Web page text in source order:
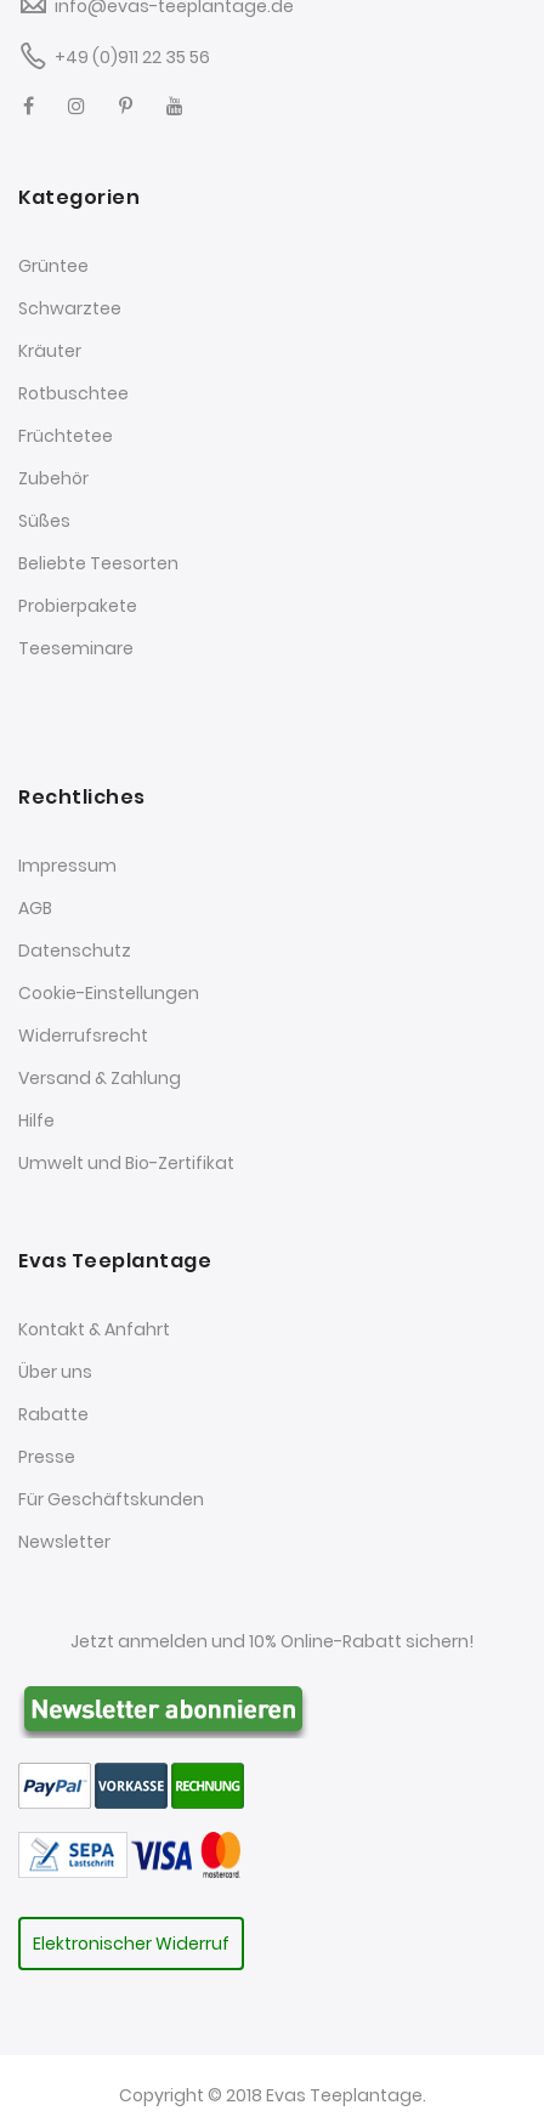
info@evas-teeplantage.de
+49 (0)911 22 35 56
Kategorien
Grüntee
Schwarztee
Kräuter
Rotbuschtee
Früchtetee
Zubehör
Süßes
Beliebte Teesorten
Probierpakete
Teeseminare
Rechtliches
Impressum
AGB
Datenschutz
Cookie-Einstellungen
Widerrufsrecht
Versand & Zahlung
Hilfe
Umwelt und Bio-Zertifikat
Evas Teeplantage
Kontakt & Anfahrt
Über uns
Rabatte
Presse
Für Geschäftskunden
Newsletter
Jetzt anmelden und 10% Online-Rabatt sichern!
Elektronischer Widerruf
Copyright © 2018 Evas Teeplantage.